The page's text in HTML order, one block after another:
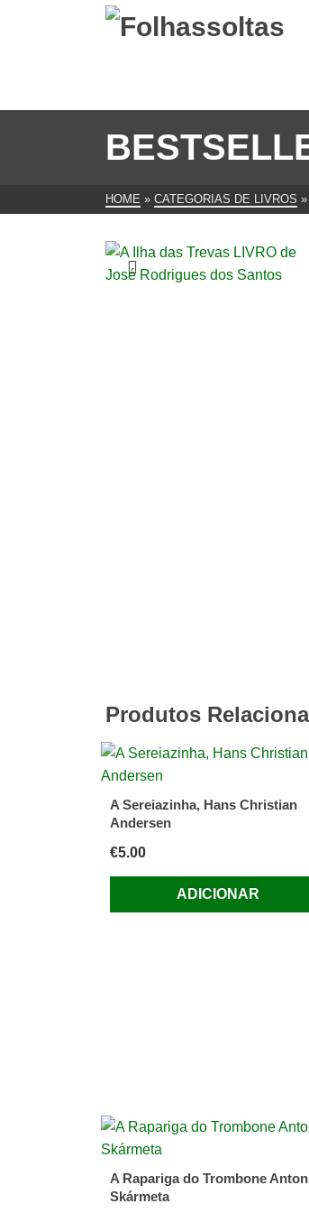
HOME » CATEGORIAS DE LIVROS »
Produtos
A Sereiazinha, Hans Christian
Andersen
€5.00
ADICIONAR
A Rapariga do Trombone
Skármeta